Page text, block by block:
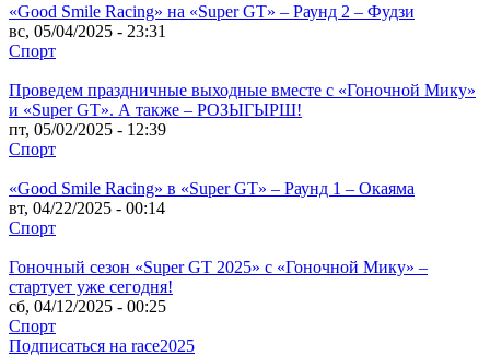
«Good Smile Racing» на «Super GT» – Раунд 2 – Фудзи
вс, 05/04/2025 - 23:31
Спорт
Проведем праздничные выходные вместе с «Гоночной Мику»
и «Super GT». А также – РОЗЫГЫРШ!
пт, 05/02/2025 - 12:39
Спорт
«Good Smile Racing» в «Super GT» – Раунд 1 – Окаяма
вт, 04/22/2025 - 00:14
Спорт
Гоночный сезон «Super GT 2025» с «Гоночной Мику» –
стартует уже сегодня!
сб, 04/12/2025 - 00:25
Спорт
Подписаться на race2025